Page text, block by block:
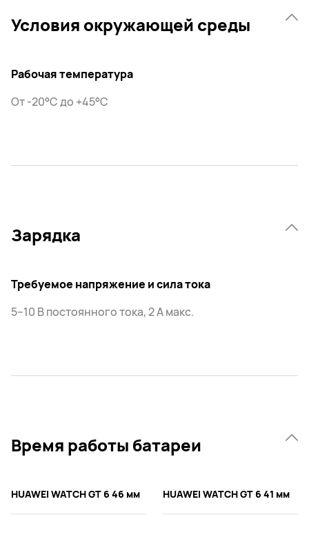
Условия окружающей среды
Рабочая температура
От -20°C до +45°C
Зарядка
Требуемое напряжение и сила тока
5–10 В постоянного тока, 2 А макс.
Время работы батареи
HUAWEI WATCH GT 6 46 мм HUAWEI WATCH GT 6 41 мм